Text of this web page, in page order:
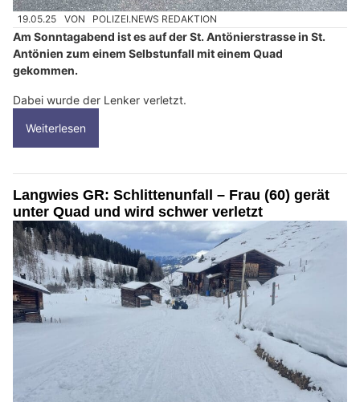
19.05.25 VON POLIZEI.NEWS REDAKTION
Am Sonntagabend ist es auf der St. Antönierstrasse in St.
Antönien zum einem Selbstunfall mit einem Quad
gekommen.
Dabei wurde der Lenker verletzt.
Weiterlesen
Langwies GR: Schlittenunfall – Frau (60) gerät
unter Quad und wird schwer verletzt